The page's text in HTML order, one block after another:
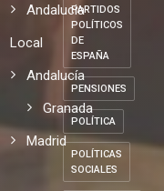
Andalucia
Local
Andalucía
Granada
Madrid
PARTIDOS
POLÍTICOS
DE
ESPAÑA
PENSIONES
POLÍTICA
POLÍTICAS
SOCIALES